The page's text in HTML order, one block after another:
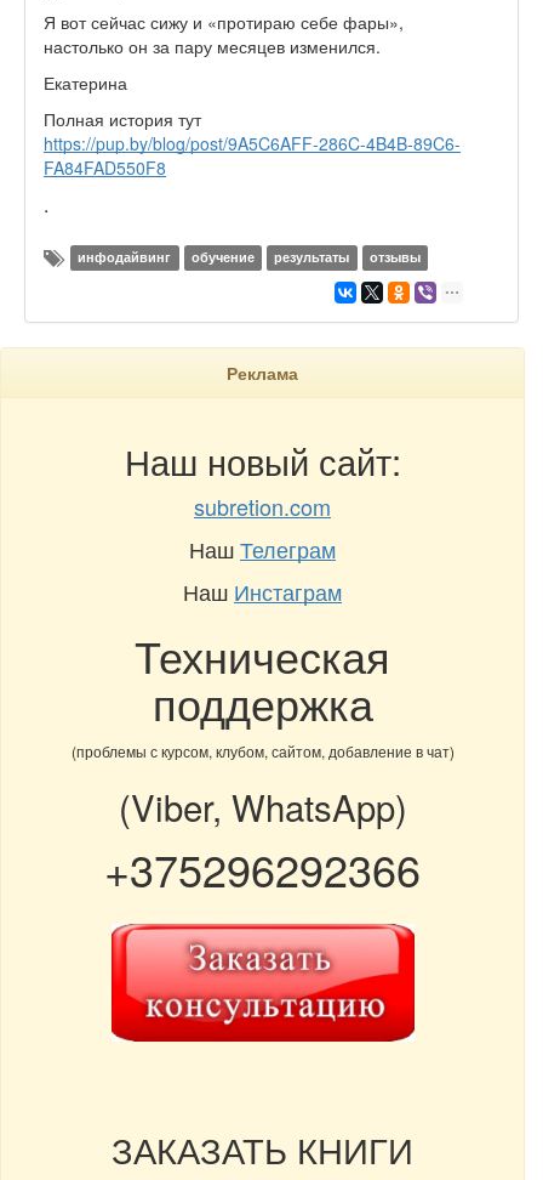
Я вот сейчас сижу и «протираю себе фары»,
настолько он за пару месяцев изменился.
Екатерина
Полная история тут
https://pup.by/blog/post/9A5C6AFF-286C-4B4B-89C6-
FA84FAD550F8
.
инфодайвинг обучение результаты отзывы
Реклама
Наш новый сайт:
subretion.com
НашТелеграм
Наш Инстаграм
Техническая
поддержка
(проблемы с курсом, клубом, сайтом, добавление в чат)
(Viber, WhatsApp)
+375296292366
ЗАКАЗАТЬ КНИГИ